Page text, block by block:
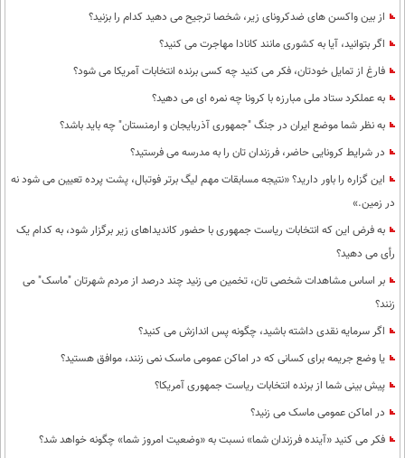
از بین واکسن های ضدکرونای زیر، شخصا ترجیح می دهید کدام را بزنید؟
اگر بتوانید، آیا به کشوری مانند کانادا مهاجرت می کنید؟
فارغ از تمایل خودتان، فکر می کنید چه کسی برنده انتخابات آمریکا می شود؟
به عملکرد ستاد ملی مبارزه با کرونا چه نمره ای می دهید؟
به نظر شما موضع ایران در جنگ "جمهوری آذربایجان و ارمنستان" چه باید باشد؟
در شرایط کرونایی حاضر، فرزندان تان را به مدرسه می فرستید؟
این گزاره را باور دارید؟ «نتیجه مسابقات مهم لیگ برتر فوتبال، پشت پرده تعیین می شود نه
در زمین.»
به فرض این که انتخابات ریاست جمهوری با حضور کاندیداهای زیر برگزار شود، به کدام یک
رأی می دهید؟
بر اساس مشاهدات شخصی تان، تخمین می زنید چند درصد از مردم شهرتان "ماسک" می
زنند؟
اگر سرمایه نقدی داشته باشید، چگونه پس اندازش می کنید؟
یا وضع جریمه برای کسانی که در اماکن عمومی ماسک نمی زنند، موافق هستید؟
پیش بینی شما از برنده انتخابات ریاست جمهوری آمریکا؟
در اماکن عمومی ماسک می زنید؟
فکر می کنید «آینده فرزندان شما» نسبت به «وضعیت امروز شما» چگونه خواهد شد؟